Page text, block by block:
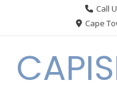
Call
Cape